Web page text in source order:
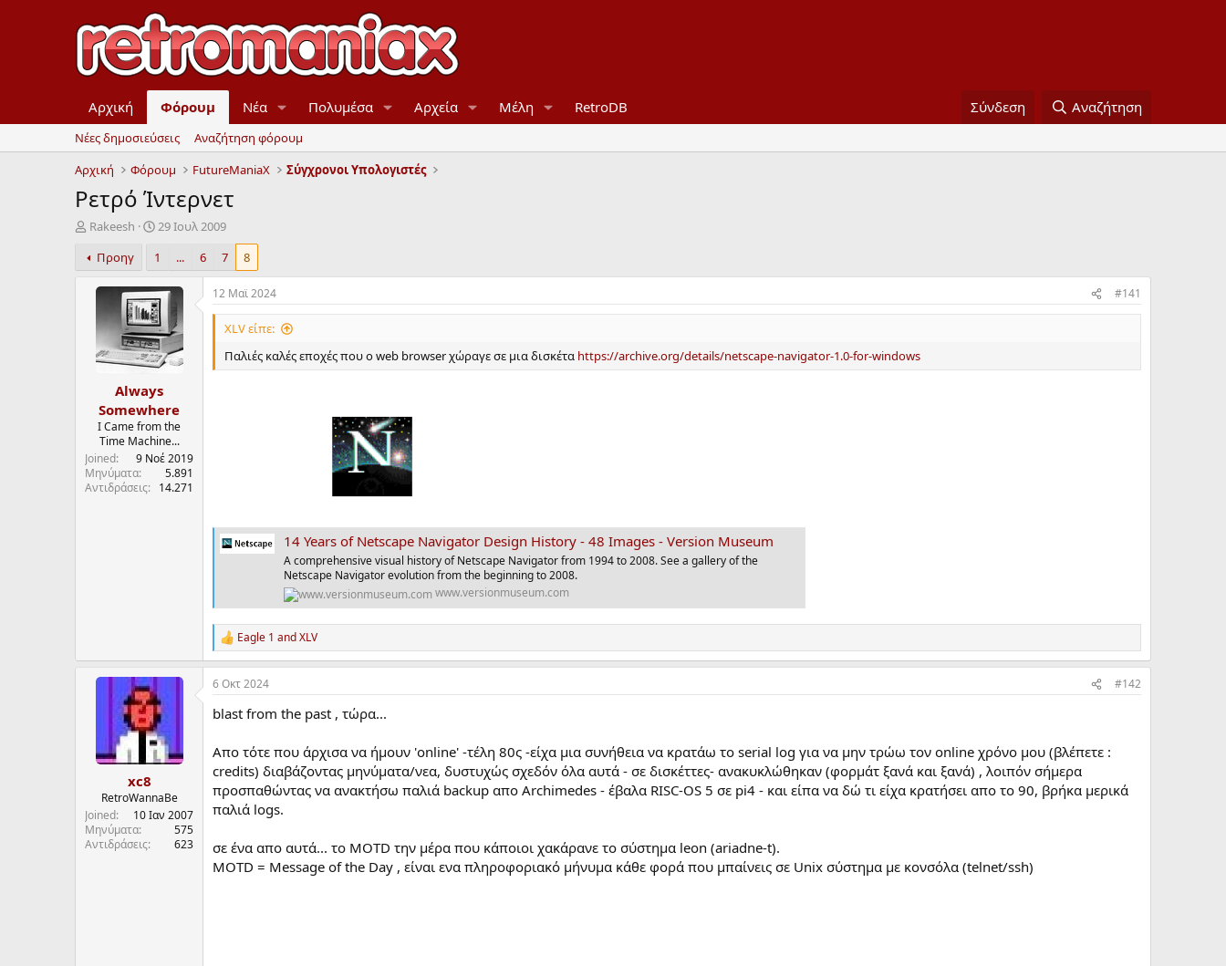
Αρχική Φόρουμ Νέα Πολυμέσα Αρχεία Μέλη RetroDB Σύνδεση Αναζήτηση
Νέες δημοσιεύσεις
Αναζήτηση φόρουμ
Αρχική
Φόρουμ FutureManiaX Σύγχρονοι Υπολογιστές
Ρετρό Ίντερνετ
Έ
α
ρ
Rakeesh
Η
ε
ρ
ο
μ
η
ν
ί
α
έ
ν
α
ρ
ξ
ς
29 Ιουλ 2009
Προηγ
1 ... 6 7 8
Always
Somewhere
I Came from the
Time Machine...
Joined
9 Νοέ 2019
Μηνύματα
5.891
Αντιδράσεις
14.271
12 Mαϊ 2024 #141
XLV είπε:
Παλιές καλές εποχές που ο web browser χώραγε σε μια δισκέτα https://archive.org/details/netscape-navigator-1.0-for-windows
14 Years of Netscape Navigator Design History - 48 Images - Version Museum
A comprehensive visual history of Netscape Navigator from 1994 to 2008. See a gallery of the
Netscape Navigator evolution from the beginning to 2008.
www.versionmuseum.com
R
e
a
c
i
s
:
Eagle 1 andXLV
xc8
RetroWannaBe
Joined
10 Ιαν 2007
Μηνύματα
575
Αντιδράσεις
623
6 Οκτ 2024 #142
blast from the past , τώρα...
Απο τότε που άρχισα να ήμουν 'online' -τέλη 80ς -είχα μια συνήθεια να κρατάω το serial log για να μην τρώω τον online χρόνο μου (βλέπετε :
credits) διαβάζοντας μηνύματα/νεα, δυστυχώς σχεδόν όλα αυτά - σε δισκέττες- ανακυκλώθηκαν (φορμάτ ξανά και ξανά) , λοιπόν σήμερα
προσπαθώντας να ανακτήσω παλιά backup απο Archimedes - έβαλα RISC-OS 5 σε pi4 - και είπα να δώ τι είχα κρατήσει απο το 90, βρήκα μερικά
παλιά logs.
σε ένα απο αυτά... το MOTD την μέρα που κάποιοι χακάρανε το σύστημα leon (ariadne-t).
MOTD = Message of the Day , είναι ενα πληροφοριακό μήνυμα κάθε φορά που μπαίνεις σε Unix σύστημα με κονσόλα (telnet/ssh)